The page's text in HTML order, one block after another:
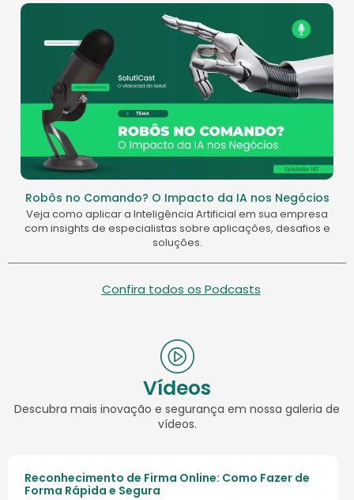
Robôs no Comando? O Impacto da IA nos Negócios
Veja como aplicar a Inteligência Artificial em sua empresa
com insights de especialistas sobre aplicações, desafios e
soluções.
Confira todos os Podcasts
Vídeos
Descubra mais inovação e segurança em nossa galeria de
vídeos.
Reconhecimento de Firma Online: Como Fazer de
Forma Rápida e Segura